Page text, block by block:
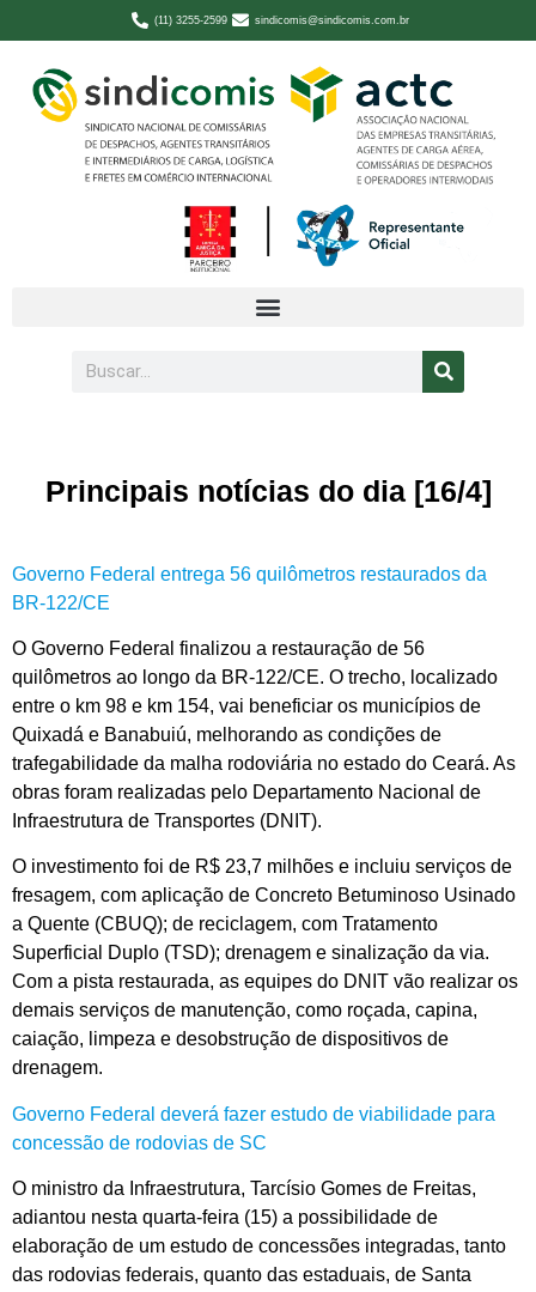
(11) 3255-2599 sindicomis@sindicomis.com.br
Principais notícias do dia [16/4]
Governo Federal entrega 56 quilômetros restaurados da
BR-122/CE
O Governo Federal finalizou a restauração de 56
quilômetros ao longo da BR-122/CE. O trecho, localizado
entre o km 98 e km 154, vai beneficiar os municípios de
Quixadá e Banabuiú, melhorando as condições de
trafegabilidade da malha rodoviária no estado do Ceará. As
obras foram realizadas pelo Departamento Nacional de
Infraestrutura de Transportes (DNIT).
O investimento foi de R$ 23,7 milhões e incluiu serviços de
fresagem, com aplicação de Concreto Betuminoso Usinado
a Quente (CBUQ); de reciclagem, com Tratamento
Superficial Duplo (TSD); drenagem e sinalização da via.
Com a pista restaurada, as equipes do DNIT vão realizar os
demais serviços de manutenção, como roçada, capina,
caiação, limpeza e desobstrução de dispositivos de
drenagem.
Governo Federal deverá fazer estudo de viabilidade para
concessão de rodovias de SC
O ministro da Infraestrutura, Tarcísio Gomes de Freitas,
adiantou nesta quarta-feira (15) a possibilidade de
elaboração de um estudo de concessões integradas, tanto
das rodovias federais, quanto das estaduais, de Santa